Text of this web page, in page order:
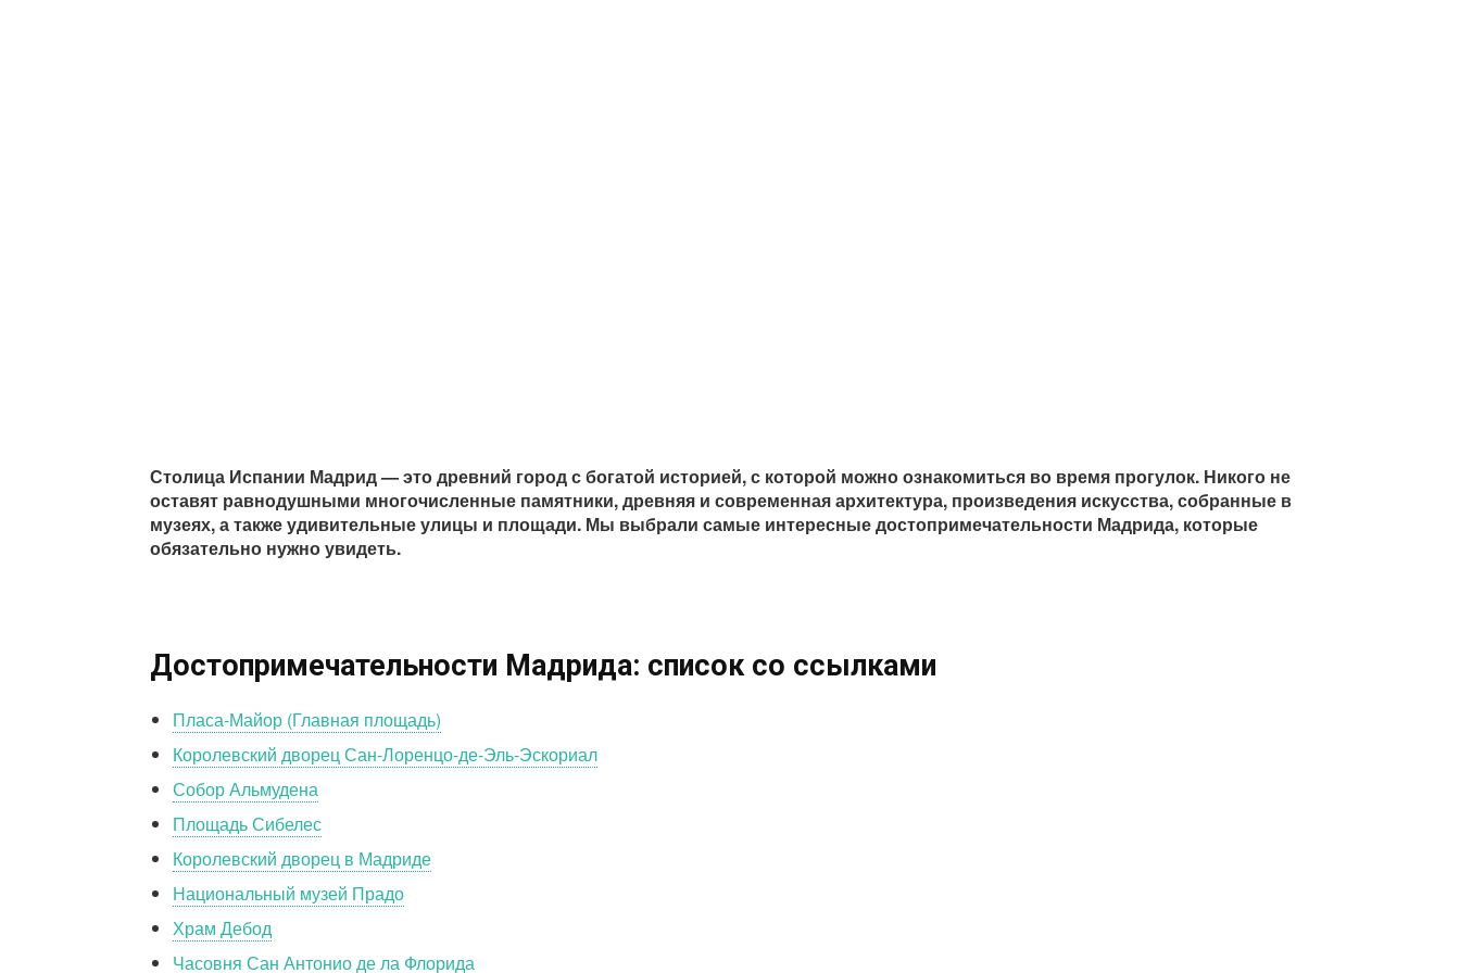
Столица Испании Мадрид — это древний город с богатой историей, с которой можно ознакомиться во время прогулок. Никого не
оставят равнодушными многочисленные памятники, древняя и современная архитектура, произведения искусства, собранные в
музеях, а также удивительные улицы и площади. Мы выбрали самые интересные достопримечательности Мадрида, которые
обязательно нужно увидеть.
Достопримечательности Мадрида: список со ссылками
Пласа-Майор (Главная площадь)
Королевский дворец Сан-Лоренцо-де-Эль-Эскориал
Собор Альмудена
Площадь Сибелес
Королевский дворец в Мадриде
Национальный музей Прадо
Храм Дебод
Часовня Сан Антонио де ла Флорида